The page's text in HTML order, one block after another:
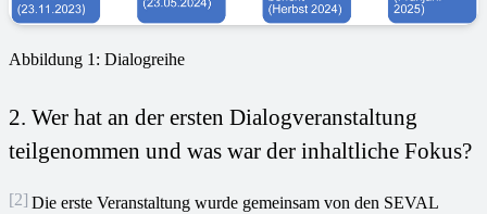
Abbildung 1: Dialogreihe
2. Wer hat an der ersten Dialogveranstaltung
teilgenommen und was war der inhaltliche Fokus?
[2] Die erste Veranstaltung wurde gemeinsam von den SEVAL